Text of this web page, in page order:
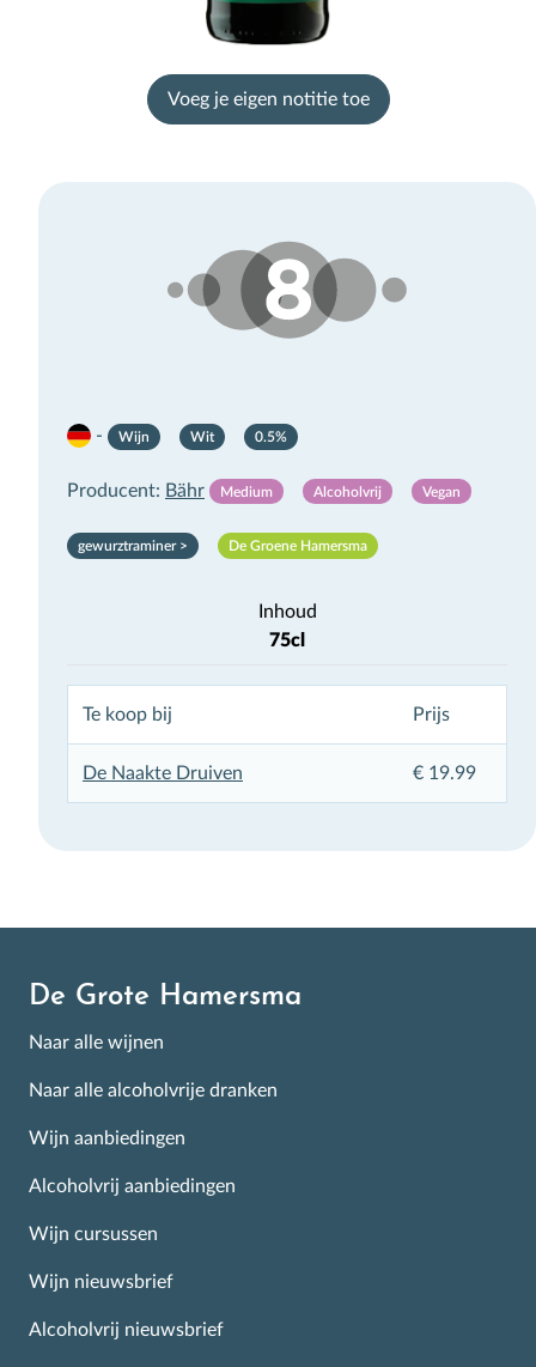
Voeg je eigen notitie toe
- Wijn Wit 0.5%
Producent: Bähr Medium Alcoholvrij Vegan
gewurztraminer > De Groene Hamersma
Inhoud
75cl
Te koop bij Prijs
De Naakte Druiven € 19.99
De Grote Hamersma
Naar alle wijnen
Naar alle alcoholvrije dranken
Wijn aanbiedingen
Alcoholvrij aanbiedingen
Wijn cursussen
Wijn nieuwsbrief
Alcoholvrij nieuwsbrief
Alcoholvrij
nieuwsbrief
alcoholvrij nieuwsbrief van De Grote Hamersma,
voorheen bekend als What To Drink. Wij reviewen